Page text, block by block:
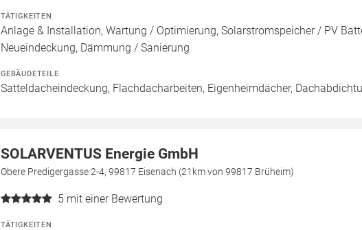
TÄTIGKEITEN
Anlage & Installation, Wartung / Optimierung, Solarstromspeicher / PV
Neueindeckung, Dämmung / Sanierung
GEBÄUDETEILE
Satteldacheindeckung, Flachdacharbeiten, Eigenheimdächer,
SOLARVENTUS Energie GmbH
Obere Predigergasse 2-4, 99817 Eisenach (21km von 99817 Brüheim)
5 mit einer Bewertung
TÄTIGKEITEN